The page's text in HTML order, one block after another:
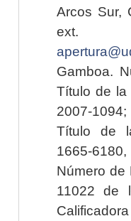
Arcos Sur,
Gamboa.
Título de la
2007-
Título de
1665-
Número de
11022 de